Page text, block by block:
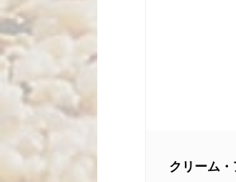
クリーム・